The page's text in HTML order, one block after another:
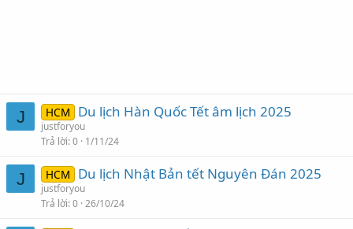
J HCM Du lịch Hàn Quốc Tết âm lịch 2025
justforyou
Trả lời 0 1/11/24
J HCM Du lịch Nhật Bản tết Nguyên Đán 2025
justforyou
Trả lời 0 26/10/24